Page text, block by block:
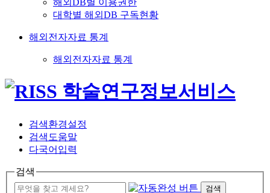
해외DB별 이용권한
대학별 해외DB 구독현황
해외전자자료 통계
해외전자자료 통계
검색환경설정
검색도움말
다국어입력
검색
검색